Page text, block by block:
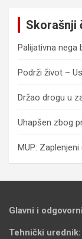
Skorašnji
Palijativna nega
Podrži život –
Držao drogu u
Uhapšen zbog
MUP:
Glavni i
Tehnički urednik: